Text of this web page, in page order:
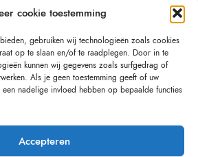
cookie toestemming
gebruiken wij technologieën zoals cookies
op te slaan en/of te raadplegen. Door in te
kunnen wij gegevens zoals surfgedrag of
Als je geen toestemming geeft of uw
nadelige invloed hebben op bepaalde functies
Accepteren